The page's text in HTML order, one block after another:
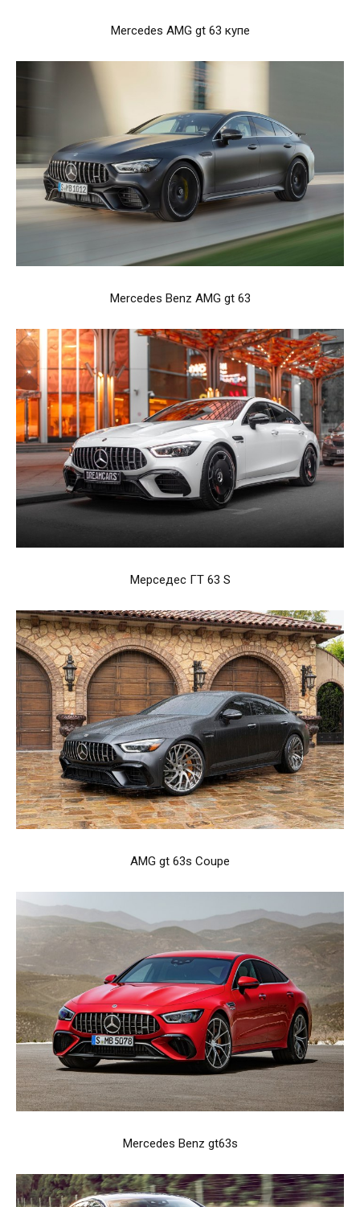
Mercedes AMG gt 63 купе
Mercedes Benz AMG gt 63
Мерседес ГТ 63 S
AMG gt 63s Coupe
Mercedes Benz gt63s